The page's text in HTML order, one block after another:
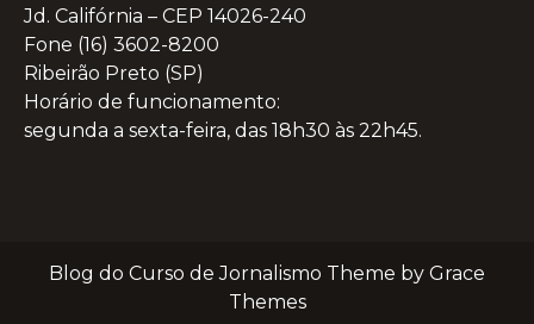
Jd. Califórnia – CEP 14026-240
Fone (16) 3602-8200
Ribeirão Preto (SP)
Horário de funcionamento:
segunda a sexta-feira, das 18h30 às 22h45.
Blog do Curso de Jornalismo Theme by Grace
Themes